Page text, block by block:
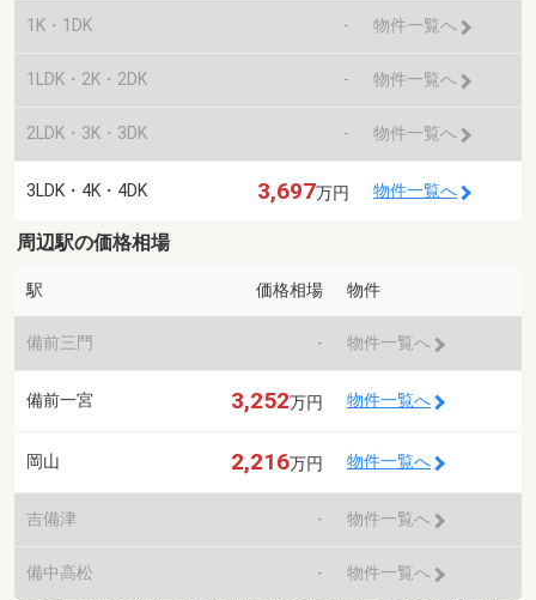
1K・1DK - 物件一覧へ
1LDK・2K・2DK - 物件一覧へ
2LDK・3K・3DK - 物件一覧へ
3LDK・4K・4DK 3,697万円 物件一覧へ
周辺駅の価格相場
駅 価格相場 物件
備前三門 - 物件一覧へ
備前一宮 3,252万円 物件一覧へ
岡山 2,216万円 物件一覧へ
吉備津 - 物件一覧へ
備中高松 - 物件一覧へ